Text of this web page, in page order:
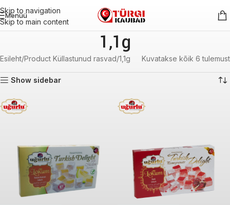
Skip to navigation
Skip to main content
Menüü
1,1g
Esileht Product Küllastunud rasvad 1,1g Kuvatakse kõik 6 tulemust
Show sidebar